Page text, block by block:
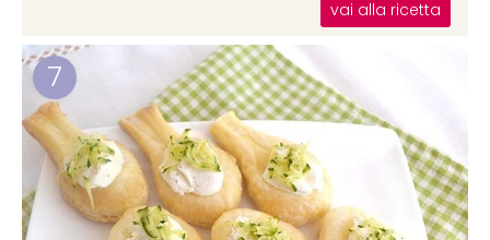
vai alla ricetta
7